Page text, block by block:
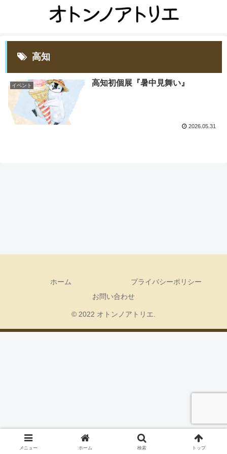
高知
イベント 高知初個展『暑中見舞い』
2026.05.31
ホーム
プライバシーポリシー
お問い合わせ
© 2022 オトンノアトリエ.
メニュー ホーム 検索 トップ